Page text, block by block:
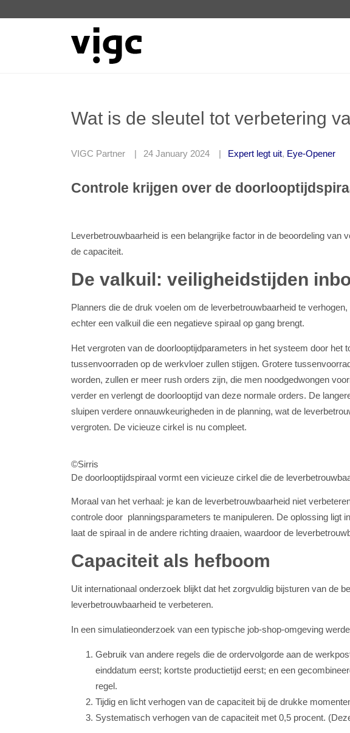
Wat is de sleutel tot verbetering
VIGC Partner 24 January 2024 Expert legt uit, Eye-Opener
Controle krijgen over de
Leverbetrouwbaarheid is een belangrijke factor in de beoordeling
de capaciteit.
De valkuil: veiligheidstijden
Planners die de druk voelen om de leverbetrouwbaarheid te
echter een valkuil die een negatieve spiraal op gang brengt.
Het vergroten van de doorlooptijdparameters in het systeem door
tussenvoorraden op de werkvloer zullen stijgen. Grotere
worden, zullen er meer rush orders zijn, die men noodgedwongen
verder en verlengt de doorlooptijd van deze normale orders. De
sluipen verdere onnauwkeurigheden in de planning, wat de
vergroten. De vicieuze cirkel is nu compleet.
©Sirris
De doorlooptijdspiraal vormt een vicieuze cirkel die de
Moraal van het verhaal: je kan de leverbetrouwbaarheid niet
controle door planningsparameters te manipuleren. De oplossing ligt
laat de spiraal in de andere richting draaien, waardoor de
Capaciteit als hefboom
Uit internationaal onderzoek blijkt dat het zorgvuldig bijsturen van de
leverbetrouwbaarheid te verbeteren.
In een simulatieonderzoek van een typische job-shop-omgeving
Gebruik van andere regels die de ordervolgorde aan de
einddatum eerst; kortste productietijd eerst; en een
regel.
Tijdig en licht verhogen van de capaciteit bij de drukke
Systematisch verhogen van de capaciteit met 0,5 procent.